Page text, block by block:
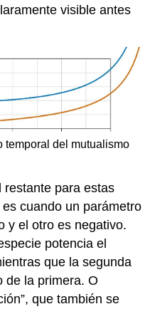
visible antes
temporal del mutualismo
restante para estas
cuando un parámetro
y el otro es negativo.
potencia el
que la segunda
de la primera. O
que también se